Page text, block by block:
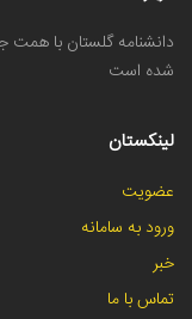
دانشنامه گلستان با همت
شده است
لینکستان
عضویت
ورود به سامانه
خبر
تماس با ما